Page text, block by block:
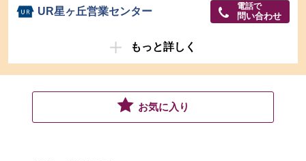
UR星ヶ丘営業センター 電話で
問い合わせ
もっと詳しく
お気に入り